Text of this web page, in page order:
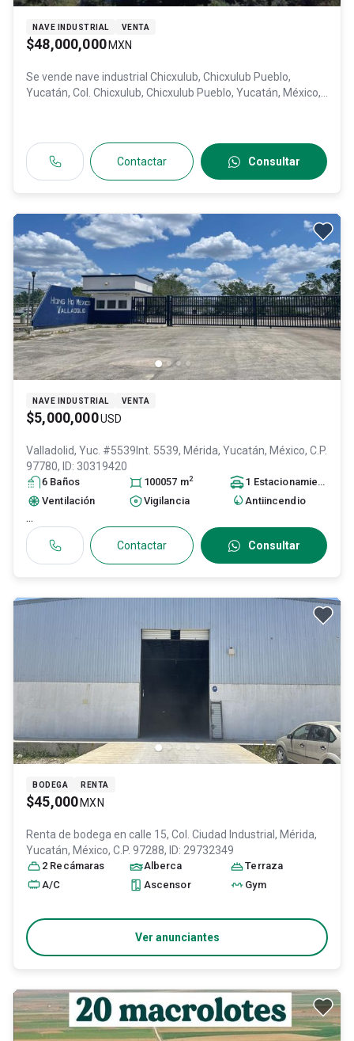
NAVE INDUSTRIAL VENTA
$48,000,000 MXN
Se vende nave industrial Chicxulub, Chicxulub Pueblo,
Yucatán, Col. Chicxulub, Chicxulub Pueblo, Yucatán, México,
Contactar Consultar
NAVE INDUSTRIAL VENTA
$5,000,000USD
Valladolid, Yuc. #5539Int. 5539, Mérida, Yucatán, México, C.P.
97780, ID: 30319420
6 Baños 100057 m2 1 Estacionamiento
Ventilación
Vigilancia Antiincendio
...
Contactar Consultar
BODEGA RENTA
$45,000 MXN
Renta de bodega en calle 15, Col. Ciudad Industrial, Mérida,
Yucatán, México, C.P. 97288, ID: 29732349
2 Recámaras Alberca
Terraza
A/C
Ascensor Gym
Ver anunciantes